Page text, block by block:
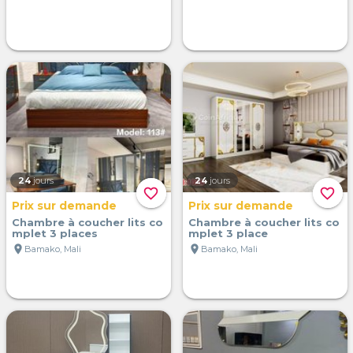
favorite_border
24 jours
Prix sur demande
Chambre à coucher lits co
mplet 3 places
location_on Bamako, Mali
favorite_border
24 jours
Prix sur demande
Chambre à coucher lits co
mplet 3 place
location_on Bamako, Mali